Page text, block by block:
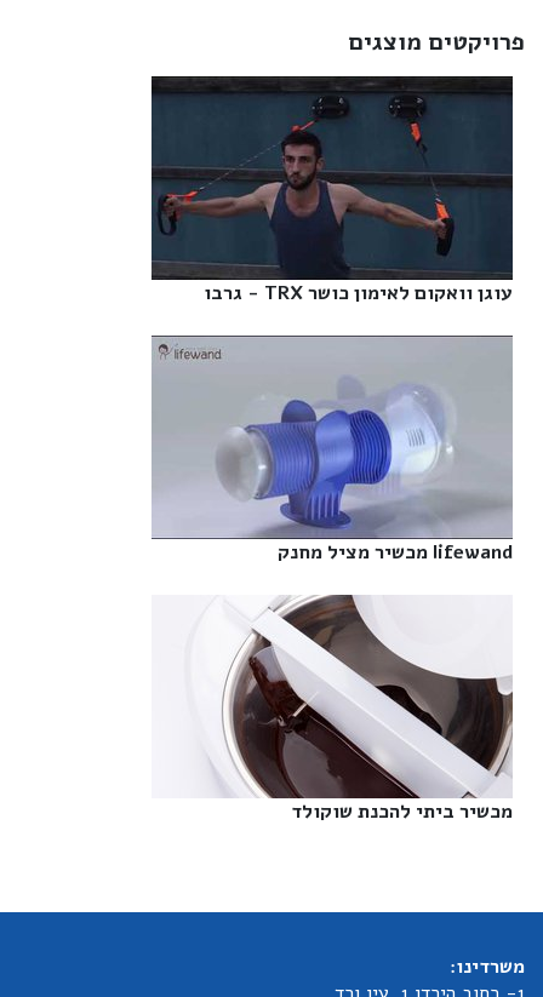
פרויקטים מוצגים
עוגן וואקום לאימון כושר TRX - גרבו‎
lifewand מכשיר מציל מחנק‎
מכשיר ביתי להכנת שוקולד‎
משרדינו: